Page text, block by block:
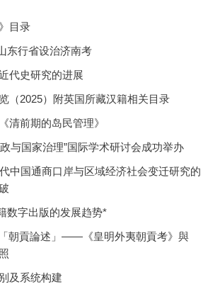
目录
东行省设治济南考
代史研究的进展
（2025）附英国所藏汉籍相关目录
清前期的岛民管理》
与国家治理”国际学术研讨会成功举办
中国通商口岸与区域经济社会变迁研究的
数字出版的发展趋势*
朝貢論述」——《皇明外夷朝貢考》與
及系统构建